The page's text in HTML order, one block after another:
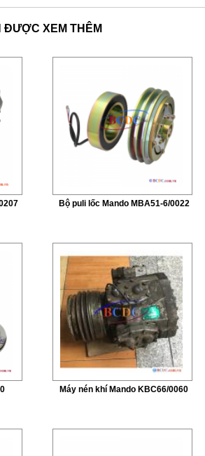
ĐƯỢC XEM THÊM
Bộ puli lốc Mando MBA51-6/0022
Máy nén khí Mando KBC66/0060